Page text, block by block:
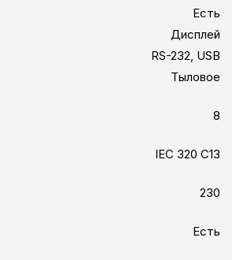
Есть
Дисплей
RS-232, USB
Тыловое
8
IEC 320 C13
230
Есть